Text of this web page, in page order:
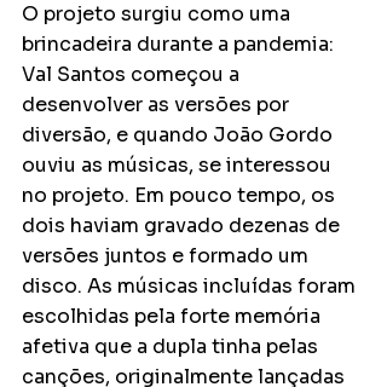
O projeto surgiu como uma
brincadeira durante a pandemia:
Val Santos começou a
desenvolver as versões por
diversão, e quando João Gordo
ouviu as músicas, se interessou
no projeto. Em pouco tempo, os
dois haviam gravado dezenas de
versões juntos e formado um
disco. As músicas incluídas foram
escolhidas pela forte memória
afetiva que a dupla tinha pelas
canções, originalmente lançadas